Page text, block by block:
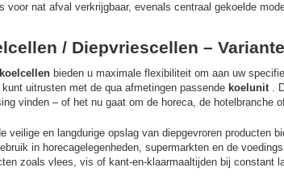
voor nat afval verkrijgbaar, evenals centraal gekoelde
/ Diepvriescellen –
koelcellen bieden u maximale flexibiliteit om aan uw
kunt uitrusten met de qua afmetingen passende koelunit .
vinden – of het nu gaat om de horeca, de hotelbranche
veilige en langdurige opslag van diepgevroren producten
in horecagelegenheden, supermarkten en de
zoals vlees, vis of kant-en-klaarmaaltijden bij constant